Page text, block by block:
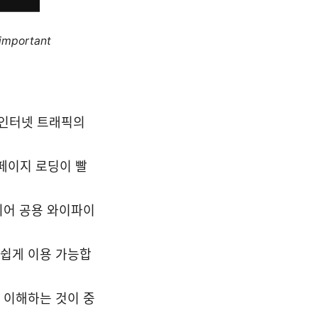
넷 트래픽의
이지 로딩이 빨
공용 와이파이
게 이용 가능합
해하는 것이 중